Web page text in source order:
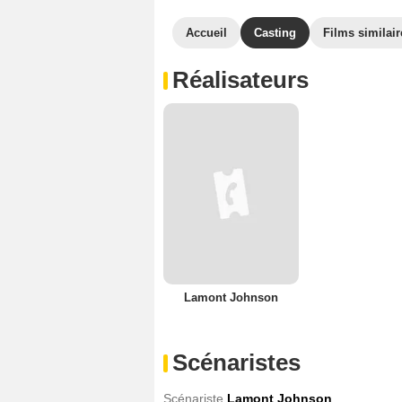
Accueil Casting Films
Réalisateurs
Lamont Johnson
Scénaristes
Scénariste Lamont Johnson